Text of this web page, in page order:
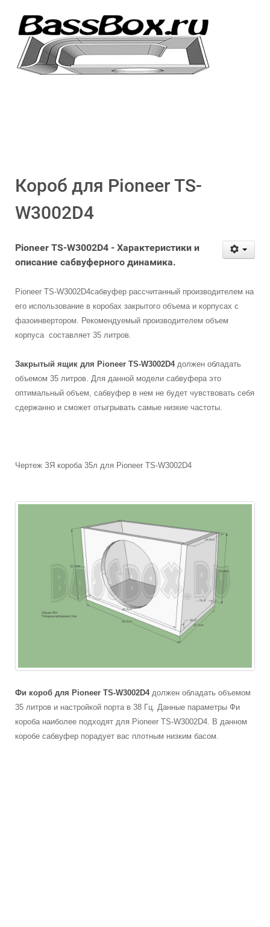
Короб для Pioneer TS-
W3002D4
Pioneer TS-W3002D4 - Характеристики и
описание сабвуферного динамика.
Pioneer TS-W3002D4сабвуфер рассчитанный производителем на
его использование в коробах закрытого объема и корпусах с
фазоинвертором. Рекомендуемый производителем объем
корпуса составляет 35 литров.
Закрытый ящик для Pioneer TS-W3002D4 должен обладать
объемом 35 литров. Для данной модели сабвуфера это
оптимальный объем, сабвуфер в нем не будет чувствовать себя
сдержанно и сможет отыгрывать самые низкие частоты.
Чертеж ЗЯ короба 35л для Pioneer TS-W3002D4
Фи короб для Pioneer TS-W3002D4 должен обладать объемом
35 литров и настройкой порта в 38 Гц. Данные параметры Фи
короба наиболее подходят для Pioneer TS-W3002D4 . В данном
коробе сабвуфер порадует вас плотным низким басом.